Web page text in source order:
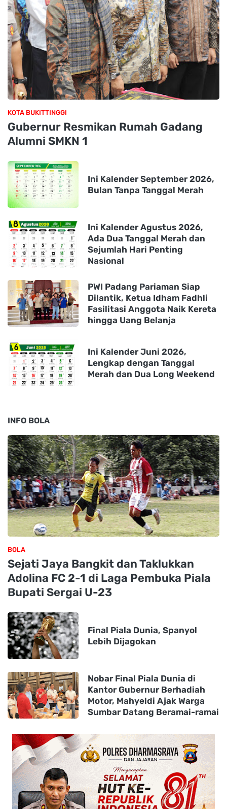
KOTA BUKITTINGGI
Gubernur Resmikan Rumah Gadang
Alumni SMKN 1
Ini Kalender September 2026,
Bulan Tanpa Tanggal Merah
Ini Kalender Agustus 2026,
Ada Dua Tanggal Merah dan
Sejumlah Hari Penting
Nasional
PWI Padang Pariaman Siap
Dilantik, Ketua Idham Fadhli
Fasilitasi Anggota Naik Kereta
hingga Uang Belanja
Ini Kalender Juni 2026,
Lengkap dengan Tanggal
Merah dan Dua Long Weekend
INFO BOLA
BOLA
Sejati Jaya Bangkit dan Taklukkan
Adolina FC 2-1 di Laga Pembuka Piala
Bupati Sergai U-23
Final Piala Dunia, Spanyol
Lebih Dijagokan
Nobar Final Piala Dunia di
Kantor Gubernur Berhadiah
Motor, Mahyeldi Ajak Warga
Sumbar Datang Beramai-ramai